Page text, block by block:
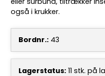
også i krukker.
Bordnr.: 43
Lagerstatus: 11 stk. på